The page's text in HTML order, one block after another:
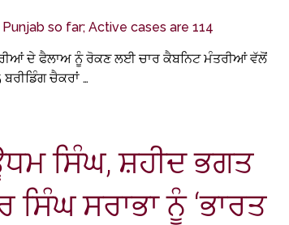
ਦੇ ਫੈਲਾਅ ਨੂੰ ਰੋਕਣ ਲਈ ਚਾਰ ਕੈਬਨਿਟ ਮੰਤਰੀਆਂ ਵੱਲੋਂ
ਬਰੀਡਿੰਗ ਚੈਕਰਾਂ …
ਸਿੰਘ, ਸ਼ਹੀਦ ਭਗਤ
ਸਰਾਭਾ ਨੂੰ ‘ਭਾਰਤ